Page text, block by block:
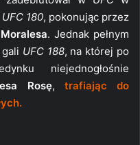
UFC 180, pokonując przez
. Jednak pełnym
UFC 188, na której po
niejednogłośnie
Rosę, trafiając do